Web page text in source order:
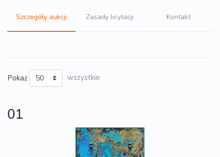
Szczegóły aukcji Zasady licytacji Kontakt
Pokaż wszystkie
01